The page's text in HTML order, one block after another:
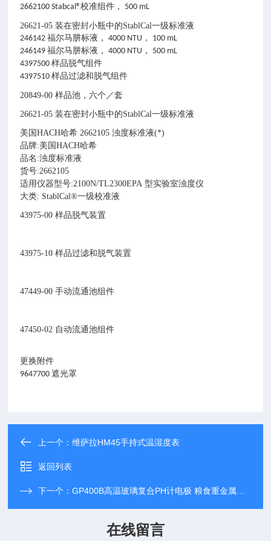
2662100 Stabcal®校准组件， 500 mL
26621-05 装在密封小瓶中的StablCal一级标准液
246142 福尔马肼标液， 4000 NTU， 100 mL
246149 福尔马肼标液， 4000 NTU， 500 mL
4397500 样品脱气组件
4397510 样品过滤和脱气组件
20849-00 样品池，六个／套
26621-05 装在密封小瓶中的StablCal一级标准液
美国HACH哈希 2662105 浊度标准液(*)
品牌:美国HACH哈希
品名:浊度标准液
货号:2662105
适用仪器型号:2100N/TL2300EPA 型实验室浊度仪
大类: StablCal®一级校准液
43975-00 样品脱气装置
43975-10 样品过滤和脱气装置
47449-00 手动流通池组件
47450-02 自动流通池组件
更换附件
9647700 遮光罩
上一个：维萨拉HM45手持式温湿度表
返回列表
下一个：GP400B高温玻璃复合PH计电极 粮食重金属检测仪
在线留言